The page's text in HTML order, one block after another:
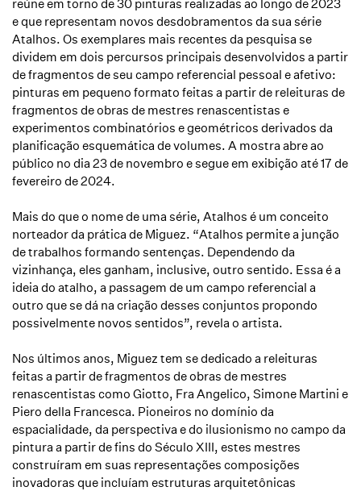
reúne em torno de 30 pinturas realizadas ao longo de 2023
e que representam novos desdobramentos da sua série
Atalhos. Os exemplares mais recentes da pesquisa se
dividem em dois percursos principais desenvolvidos a partir
de fragmentos de seu campo referencial pessoal e afetivo:
pinturas em pequeno formato feitas a partir de releituras de
fragmentos de obras de mestres renascentistas e
experimentos combinatórios e geométricos derivados da
planificação esquemática de volumes. A mostra abre ao
público no dia 23 de novembro e segue em exibição até 17 de
fevereiro de 2024.
Mais do que o nome de uma série, Atalhos é um conceito
norteador da prática de Miguez. “Atalhos permite a junção
de trabalhos formando sentenças. Dependendo da
vizinhança, eles ganham, inclusive, outro sentido. Essa é a
ideia do atalho, a passagem de um campo referencial a
outro que se dá na criação desses conjuntos propondo
possivelmente novos sentidos”, revela o artista.
Nos últimos anos, Miguez tem se dedicado a releituras
feitas a partir de fragmentos de obras de mestres
renascentistas como Giotto, Fra Angelico, Simone Martini e
Piero della Francesca. Pioneiros no domínio da
espacialidade, da perspectiva e do ilusionismo no campo da
pintura a partir de fins do Século XIII, estes mestres
construíram em suas representações composições
inovadoras que incluíam estruturas arquitetônicas